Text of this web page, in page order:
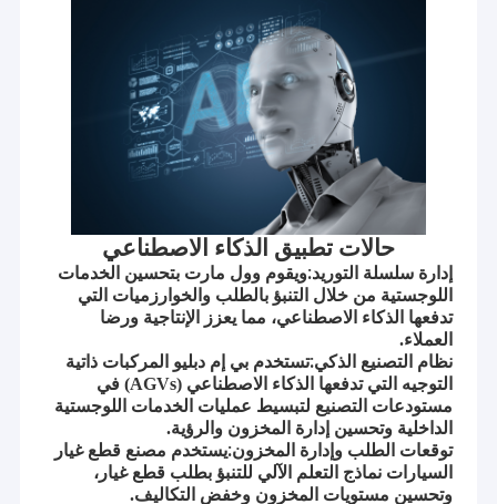
آلة تعبئة الأكياس الجاهزة
آلة تعبئة الأكياس الأفقية
آلة لصق الملصقات الأوتوماتيكية
آلة تغليف الكرتون
خط تعبئة الأكياس
آلة تعبئة وختم الأكياس الأوتوماتيكية
آلة تعبئة السوائل الأوتوماتيكية
آلة تعبئة السوائل الحجمية
آلة تعبئة الأسمدة السائلة
حالات تطبيق الذكاء الاصطناعي
إدارة سلسلة التوريد:ويقوم وول مارت بتحسين الخدمات
اللوجستية من خلال التنبؤ بالطلب والخوارزميات التي
تدفعها الذكاء الاصطناعي، مما يعزز الإنتاجية ورضا
العملاء.
نظام التصنيع الذكي:تستخدم بي إم دبليو المركبات ذاتية
التوجيه التي تدفعها الذكاء الاصطناعي (AGVs) في
مستودعات التصنيع لتبسيط عمليات الخدمات اللوجستية
الداخلية وتحسين إدارة المخزون والرؤية.
توقعات الطلب وإدارة المخزون:يستخدم مصنع قطع غيار
السيارات نماذج التعلم الآلي للتنبؤ بطلب قطع غيار،
وتحسين مستويات المخزون وخفض التكاليف.
المساهمة في المجتمع.